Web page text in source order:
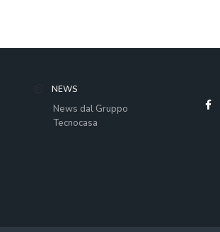
NEWS
News dal Gruppo
Tecnocasa